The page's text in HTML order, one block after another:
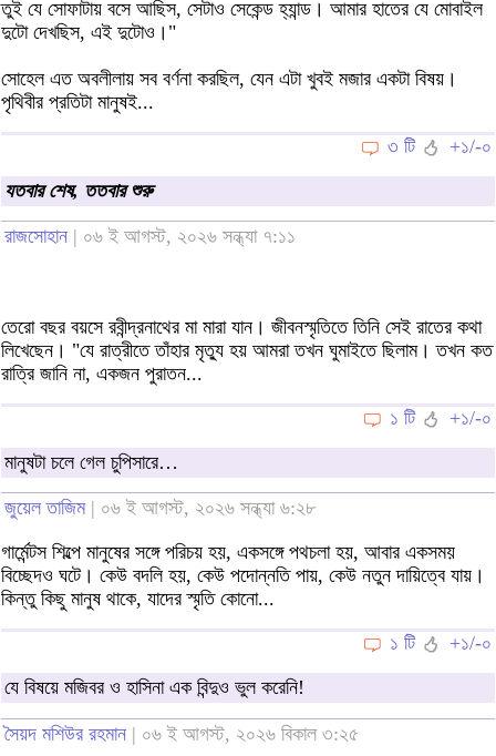
তুই যে সোফাটায় বসে আছিস, সেটাও সেকেন্ড হ্যান্ড। আমার হাতের যে মোবাইল
দুটো দেখছিস, এই দুটোও।"
সোহেল এত অবলীলায় সব বর্ণনা করছিল, যেন এটা খুবই মজার একটা বিষয়।
পৃথিবীর প্রতিটা মানুষই...
৩ টি
+১/-০
যতবার শেষ, ততবার শুরু
রাজসোহান | ০৬ ই আগস্ট, ২০২৬ সন্ধ্যা ৭:১১
তেরো বছর বয়সে রবীন্দ্রনাথের মা মারা যান। জীবনস্মৃতিতে তিনি সেই রাতের কথা
লিখেছেন। "যে রাত্রীতে তাঁহার মৃত্যু হয় আমরা তখন ঘুমাইতে ছিলাম। তখন কত
রাত্রি জানি না, একজন পুরাতন...
১ টি
+১/-০
মানুষটা চলে গেল চুপিসারে…
জুয়েল তাজিম| ০৬ ই আগস্ট, ২০২৬ সন্ধ্যা ৬:২৮
গার্মেন্টস শিল্পে মানুষের সঙ্গে পরিচয় হয়, একসঙ্গে পথচলা হয়, আবার একসময়
বিচ্ছেদও ঘটে। কেউ বদলি হয়, কেউ পদোন্নতি পায়, কেউ নতুন দায়িত্বে যায়।
কিন্তু কিছু মানুষ থাকে, যাদের স্মৃতি কোনো...
১ টি
+১/-০
যে বিষয়ে মজিবর ও হাসিনা এক বিন্দুও ভুল করেনি!
সৈয়দ মশিউর রহমান | ০৬ ই আগস্ট, ২০২৬ বিকাল ৩:২৫